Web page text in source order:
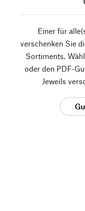
Einer für
verschenken Sie
Sortiments.
oder den PDF-
Jeweils